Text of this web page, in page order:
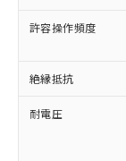
許容操作頻度
絶縁抵抗
耐電圧
仕入先
いたも
むを得
六価クロ
類(PBB)
「×」
基準値
「－」
*中国
Pb(鉛)
Cr(Ⅵ)(六